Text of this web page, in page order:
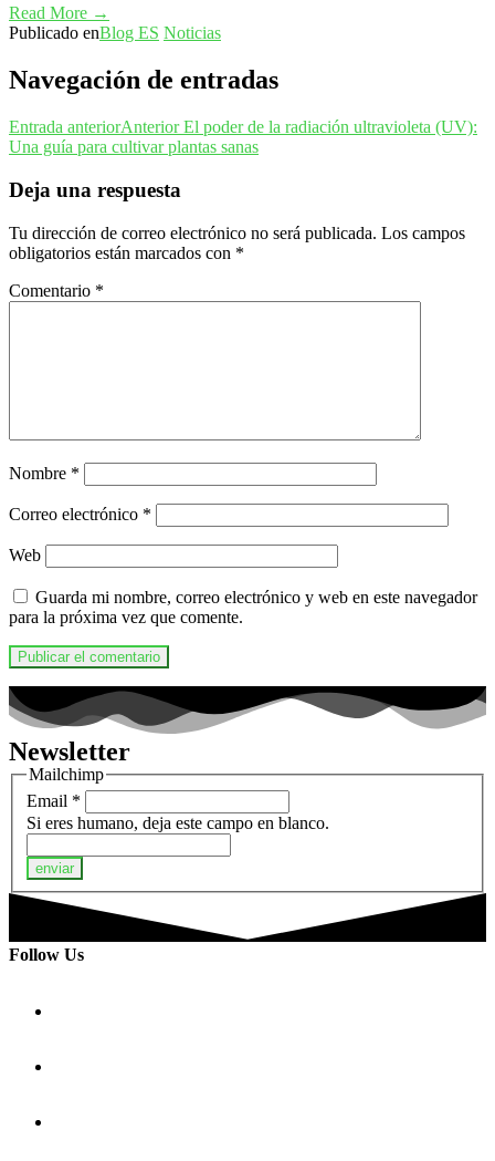
Read More →
Publicado enBlog ES Noticias
Navegación de entradas
Entrada anteriorAnterior El poder de la radiación ultravioleta (UV):
Una guía para cultivar plantas sanas
Deja una respuesta
Tu dirección de correo electrónico no será publicada. Los campos
obligatorios están marcados con *
Comentario *
Nombre *
Correo electrónico *
Web
Guarda mi nombre, correo electrónico y web en este navegador
para la próxima vez que comente.
Newsletter
Mailchimp
Email *
Si eres humano, deja este campo en blanco.
enviar
Follow Us